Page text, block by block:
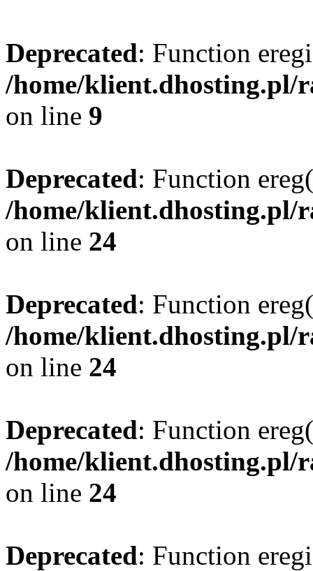
Deprecated: Function
/home/klient.dhosting.pl/
on line 9
Deprecated: Function
/home/klient.dhosting.pl/
on line 24
Deprecated: Function
/home/klient.dhosting.pl/
on line 24
Deprecated: Function
/home/klient.dhosting.pl/
on line 24
Deprecated: Function